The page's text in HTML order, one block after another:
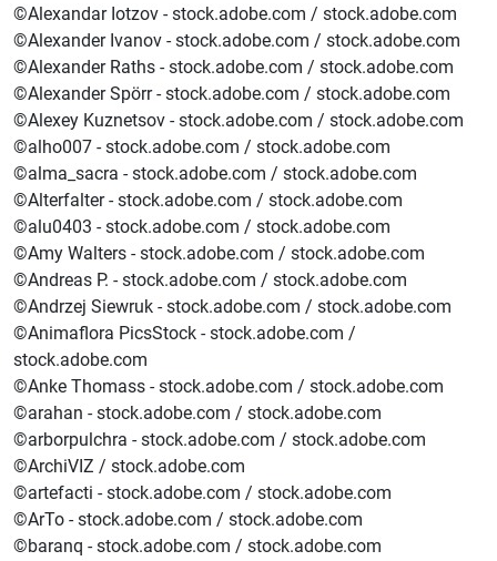
©Alexandar Iotzov - stock.adobe.com / stock.adobe.com
©Alexander Ivanov - stock.adobe.com / stock.adobe.com
©Alexander Raths - stock.adobe.com / stock.adobe.com
©Alexander Spörr - stock.adobe.com / stock.adobe.com
©Alexey Kuznetsov - stock.adobe.com / stock.adobe.com
©alho007 - stock.adobe.com / stock.adobe.com
©alma_sacra - stock.adobe.com / stock.adobe.com
©Alterfalter - stock.adobe.com / stock.adobe.com
©alu0403 - stock.adobe.com / stock.adobe.com
©Amy Walters - stock.adobe.com / stock.adobe.com
©Andreas P. - stock.adobe.com / stock.adobe.com
©Andrzej Siewruk - stock.adobe.com / stock.adobe.com
©Animaflora PicsStock - stock.adobe.com /
stock.adobe.com
©Anke Thomass - stock.adobe.com / stock.adobe.com
©arahan - stock.adobe.com / stock.adobe.com
©arborpulchra - stock.adobe.com / stock.adobe.com
©ArchiVIZ / stock.adobe.com
©artefacti - stock.adobe.com / stock.adobe.com
©ArTo - stock.adobe.com / stock.adobe.com
©baranq - stock.adobe.com / stock.adobe.com